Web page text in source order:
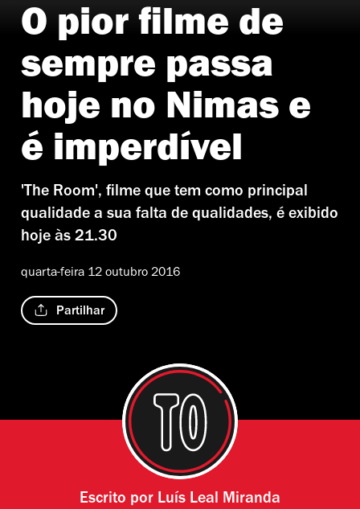
©DR
O pior filme de
sempre passa
hoje no Nimas e
é imperdível
'The Room', filme que tem como principal
qualidade a sua falta de qualidades, é exibido
hoje às 21.30
quarta-feira 12 outubro 2016
Partilhar
Escrito por Luís Leal Miranda